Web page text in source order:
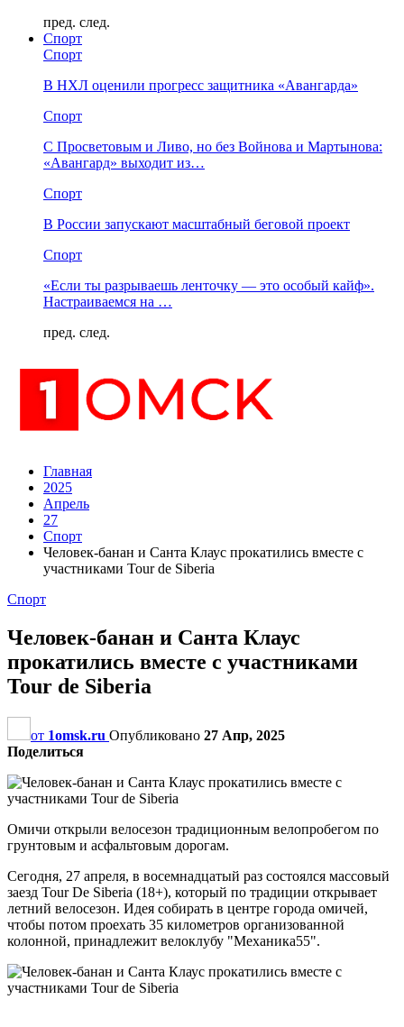
пред. след.
Спорт
Спорт
В НХЛ оценили прогресс защитника «Авангарда»
Спорт
С Просветовым и Ливо, но без Войнова и Мартынова:
«Авангард» выходит из…
Спорт
В России запускают масштабный беговой проект
Спорт
«Если ты разрываешь ленточку — это особый кайф».
Настраиваемся на …
пред. след.
Главная
2025
Апрель
27
Спорт
Человек-банан и Санта Клаус прокатились вместе с
участниками Tour de Siberia
Спорт
Человек-банан и Санта Клаус
прокатились вместе с участниками
Tour de Siberia
от 1omsk.ru Опубликовано 27 Апр, 2025
Поделиться
Омичи открыли велосезон традиционным велопробегом по
грунтовым и асфальтовым дорогам.
Сегодня, 27 апреля, в восемнадцатый раз состоялся массовый
заезд Tour De Siberia (18+), который по традиции открывает
летний велосезон. Идея собирать в центре города омичей,
чтобы потом проехать 35 километров организованной
колонной, принадлежит велоклубу "Механика55".